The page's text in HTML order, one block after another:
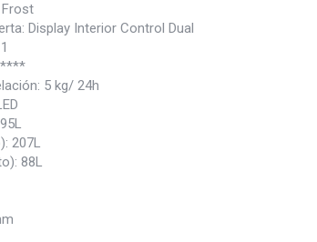
Display Interior Control Dual
****
5 kg/ 24h
207L
88L